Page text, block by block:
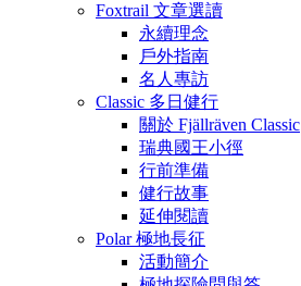
Foxtrail 文章選讀
永續理念
戶外指南
名人專訪
Classic 多日健行
關於 Fjällräven Classic
瑞典國王小徑
行前準備
健行故事
延伸閱讀
Polar 極地長征
活動簡介